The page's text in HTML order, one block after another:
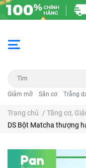
Giảm mỡ Săn cơ Trắng
Trang chủ / Tăng cơ,
DS Bột Matcha thượng